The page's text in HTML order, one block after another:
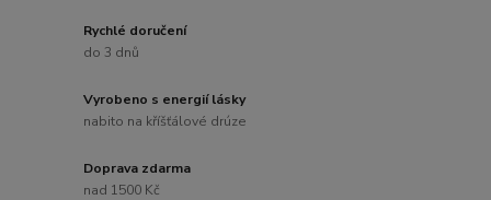
Rychlé doručení
do 3 dnů
Vyrobeno s energií lásky
nabito na kříšťálové drúze
Doprava zdarma
nad 1500 Kč